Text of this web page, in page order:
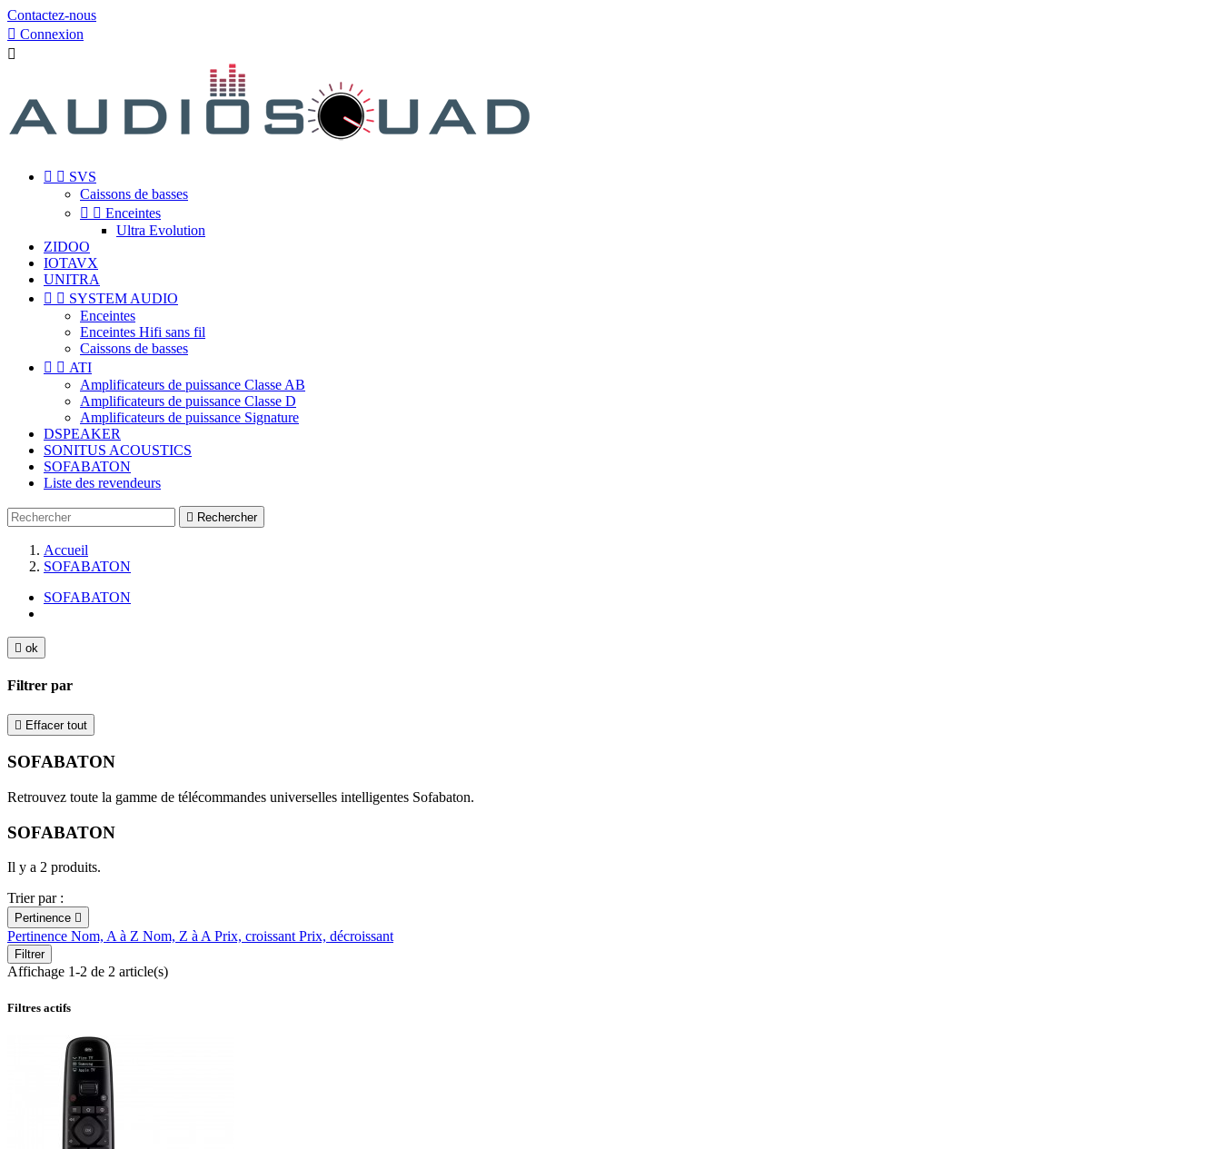
Contactez-nous
 Connexion

  SVS
Caissons de basses
  Enceintes
Ultra Evolution
ZIDOO
IOTAVX
UNITRA
  SYSTEM AUDIO
Enceintes
Enceintes Hifi sans fil
Caissons de basses
  ATI
Amplificateurs de puissance Classe AB
Amplificateurs de puissance Classe D
Amplificateurs de puissance Signature
DSPEAKER
SONITUS ACOUSTICS
SOFABATON
Liste des revendeurs
 Rechercher
Accueil
SOFABATON
SOFABATON
 ok
Filtrer par
 Effacer tout
SOFABATON
Retrouvez toute la gamme de télécommandes universelles intelligentes Sofabaton.
SOFABATON
Il y a 2 produits.
Trier par :
Pertinence 
Pertinence Nom, A à Z Nom, Z à APrix, croissantPrix, décroissant
Filtrer
Affichage 1-2 de 2 article(s)
Filtres actifs